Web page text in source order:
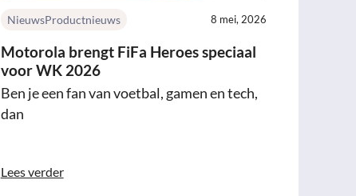
NieuwsProductnieuws 8 mei, 2026
Motorola brengt FiFa Heroes speciaal
voor WK 2026
Ben je een fan van voetbal, gamen en tech,
dan
Lees verder